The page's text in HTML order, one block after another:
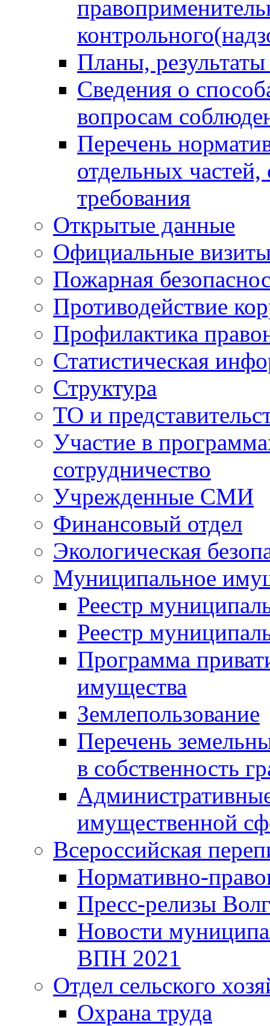
Планы,
Сведения о
вопросам
Перечень
отдельных
требования
Открытые данные
Официальные
Пожарная
Противодействие
Профилактика
Статистическая
Структура
ТО и
Участие в
сотрудничество
Учрежденные СМИ
Финансовый отдел
Экологическая
Муниципальное
Реестр
Реестр
Программа
имущества
Землепользование
Перечень
в собственность
имущественной
Всероссийская
Нормативно-
Пресс-релизы
Новости
ВПН 2021
Отдел сельского
Охрана труда